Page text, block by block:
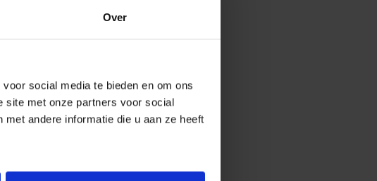
Over
social media te bieden en om ons
site met onze partners voor social
andere informatie die u aan ze heeft